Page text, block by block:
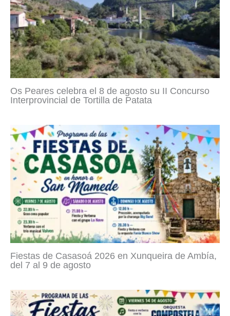
Os Peares celebra el 8 de agosto su II Concurso
Interprovincial de Tortilla de Patata
Fiestas de Casasoá 2026 en Xunqueira de Ambía,
del 7 al 9 de agosto